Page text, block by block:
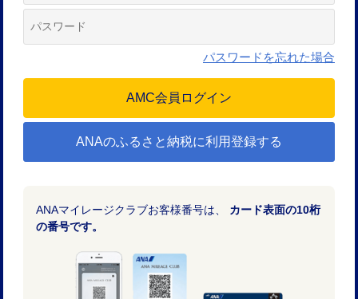
パスワードを忘れた場合
ANAのふるさと納税に利用登録する
ANAマイレージクラブお客様番号は、 カード表面の10桁
の番号です。